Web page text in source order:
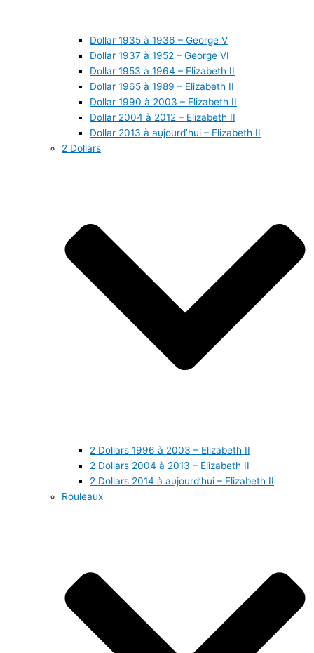
Dollar 1935 à 1936 – George V
Dollar 1937 à 1952 – George VI
Dollar 1953 à 1964 – Elizabeth II
Dollar 1965 à 1989 – Elizabeth II
Dollar 1990 à 2003 – Elizabeth II
Dollar 2004 à 2012 – Elizabeth II
Dollar 2013 à aujourd’hui – Elizabeth II
2 Dollars
2 Dollars 1996 à 2003 – Elizabeth II
2 Dollars 2004 à 2013 – Elizabeth II
2 Dollars 2014 à aujourd’hui – Elizabeth II
Rouleaux